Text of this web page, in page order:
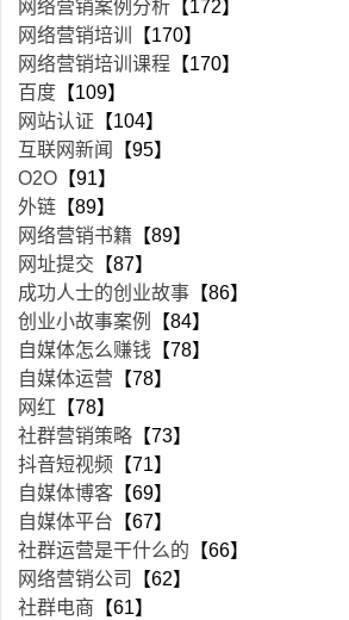
网络营销案例分析 【172】
网络营销培训
【170】
网络营销培训课程 【170】
百度 【109】
网站认证 【104】
互联网新闻
【95】
O2O 【91】
外链 【89】
网络营销书籍 【89】
网址提交 【87】
成功人士的创业故事 【86】
创业小故事案例
【84】
自媒体怎么赚钱 【78】
自媒体运营 【78】
网红 【78】
社群营销策略 【73】
抖音短视频 【71】
自媒体博客 【69】
自媒体平台 【67】
社群运营是干什么的 【66】
网络营销公司
【62】
社群电商 【61】